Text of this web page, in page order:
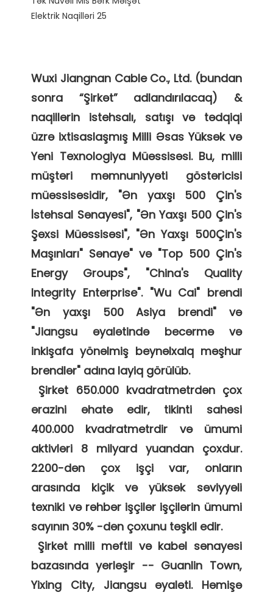
Wuxi Jiangnan Cable Co., Ltd. (bundan
sonra “Şirkət” adlandırılacaq) &
naqillərin istehsalı, satışı və tədqiqi
üzrə ixtisaslaşmış Milli Əsas Yüksək və
Yeni Texnologiya Müəssisəsi. Bu, milli
müştəri məmnuniyyəti göstəricisi
müəssisəsidir, "Ən yaxşı 500 Çin's
İstehsal Sənayesi", "Ən Yaxşı 500 Çin's
Şəxsi Müəssisəsi", "Ən Yaxşı 500Çin's
Maşınları" Sənaye" və "Top 500 Çin's
Energy Groups", "China's Quality
Integrity Enterprise". "Wu Cai" brendi
"Ən yaxşı 500 Asiya brendi" və
"Jiangsu əyalətində becərmə və
inkişafa yönəlmiş beynəlxalq məşhur
brendlər" adına layiq görülüb.
ərazini əhatə edir, tikinti sahəsi
400.000 kvadratmetrdir və ümumi
aktivləri 8 milyard yuandan çoxdur.
2200-dən çox işçi var, onların
arasında kiçik və yüksək səviyyəli
texniki və rəhbər işçilər işçilərin ümumi
sayının 30% -dən çoxunu təşkil edir.
bazasında yerləşir -- Guanlin Town,
Yixing City, Jiangsu əyaləti. Həmişə